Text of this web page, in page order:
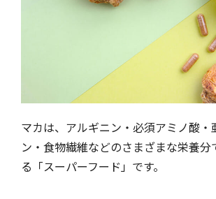
マカは、アルギニン・必須アミノ酸・
ン・食物繊維などのさまざまな栄養分
る「スーパーフード」です。